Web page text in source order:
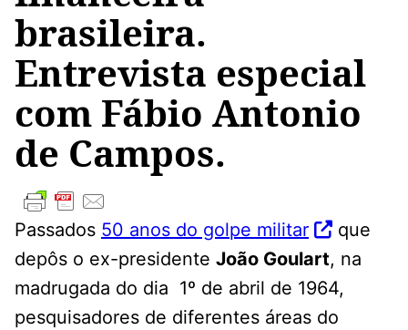
brasileira.
Entrevista especial
com Fábio Antonio
de Campos.
Passados 50 anos do golpe militar
que
depôs o ex-presidente João Goulart, na
madrugada do dia 1º de abril de 1964,
pesquisadores de diferentes áreas do